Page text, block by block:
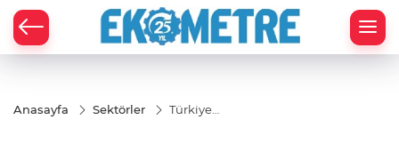
Anasayfa Sektörler
Türkiye,